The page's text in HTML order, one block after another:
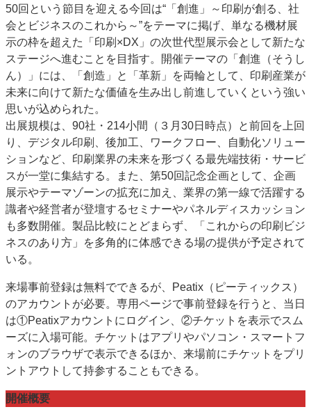
50回という節目を迎える今回は“「創進」～印刷が創る、社
会とビジネスのこれから～”をテーマに掲げ、単なる機材展
示の枠を超えた「印刷×DX」の次世代型展示会として新たな
ステージへ進むことを目指す。開催テーマの「創進（そうし
ん）」には、「創造」と「革新」を両輪として、印刷産業が
未来に向けて新たな価値を生み出し前進していくという強い
思いが込められた。
出展規模は、90社・214小間（３月30日時点）と前回を上回
り、デジタル印刷、後加工、ワークフロー、自動化ソリュー
ションなど、印刷業界の未来を形づくる最先端技術・サービ
スが一堂に集結する。また、第50回記念企画として、企画
展示やテーマゾーンの拡充に加え、業界の第一線で活躍する
識者や経営者が登壇するセミナーやパネルディスカッション
も多数開催。製品比較にとどまらず、「これからの印刷ビジ
ネスのあり方」を多角的に体感できる場の提供が予定されて
いる。
来場事前登録は無料でできるが、Peatix（ピーティックス）
のアカウントが必要。専用ページで事前登録を行うと、当日
は①Peatixアカウントにログイン、②チケットを表示でスム
ーズに入場可能。チケットはアプリやパソコン・スマートフ
ォンのブラウザで表示できるほか、来場前にチケットをプリ
ントアウトして持参することもできる。
開催概要